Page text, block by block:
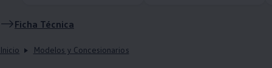
Ficha Técnica
Inicio Modelos y Concesionarios